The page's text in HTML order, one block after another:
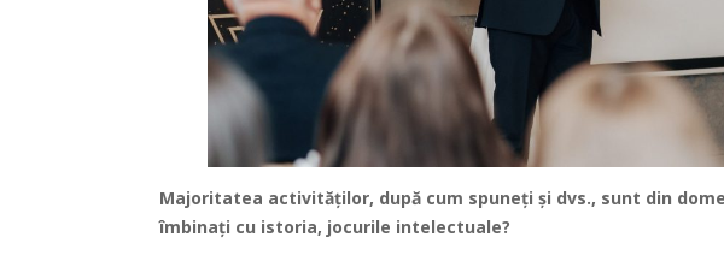
Majoritatea activităților, după cum spuneți și dvs., sunt din
îmbinați cu istoria, jocurile intelectuale?